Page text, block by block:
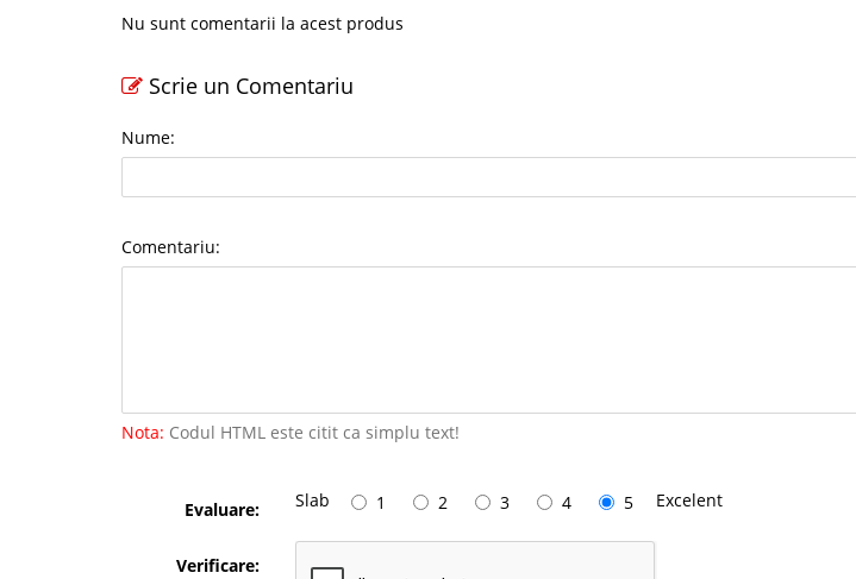
Nu sunt comentarii la acest produs
Scrie un Comentariu
Nume:
Comentariu:
Nota: Codul HTML este citit ca simplu text!
Evaluare: Slab 1 2 3 4 5 Excelent
Verificare: